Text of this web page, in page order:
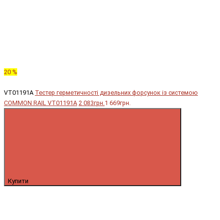
20 %
VT01191A Тестер герметичності дизельних форсунок із системою
COMMON RAIL VT01191A 2 083грн. 1 669грн.
Купити